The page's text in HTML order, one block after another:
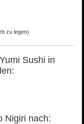
zu legen)
Sushi in
Nigiri nach: